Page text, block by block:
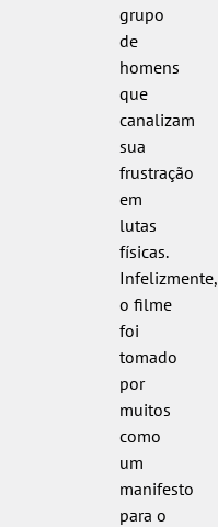
grupo
de
homens
que
canalizam
sua
frustração
em
lutas
físicas.
Infelizmente,
o filme
foi
tomado
por
muitos
como
um
manifesto
para o